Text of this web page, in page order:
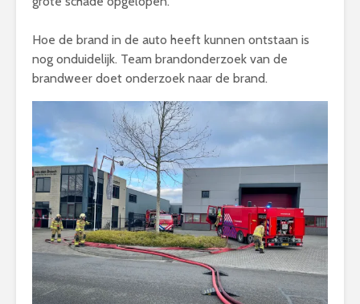
Hoe de brand in de auto heeft kunnen ontstaan is
nog onduidelijk. Team brandonderzoek van de
brandweer doet onderzoek naar de brand.